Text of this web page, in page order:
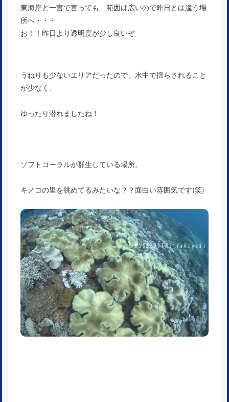
東海岸と一言で言っても、範囲は広いので昨日とは違う場
所へ・・・
お！！昨日より透明度が少し良いぞ
うねりも少ないエリアだったので、水中で揺らされること
が少なく、
ゆったり潜れましたね！
ソフトコーラルが群生している場所。
キノコの里を眺めてるみたいな？？面白い雰囲気です(笑)